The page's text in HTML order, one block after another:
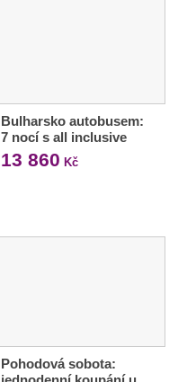
Bulharsko autobusem:
7 nocí s all inclusive
13 860 Kč
Pohodová sobota: